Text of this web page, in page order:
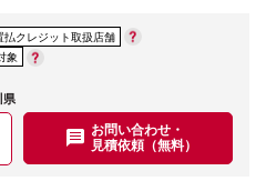
払クレジット取扱店舗
象
県
お問い合わせ・
見積依頼（無料）